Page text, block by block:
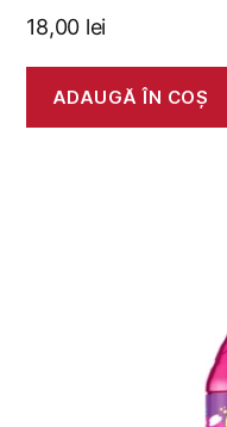
18,00 lei
ADAUGĂ ÎN COȘ